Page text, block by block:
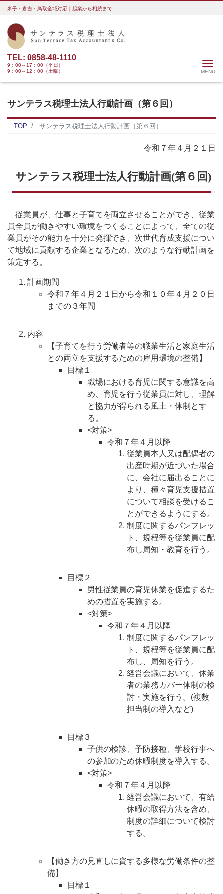
米子・倉吉・鳥取全域対応｜起業から相続まで
TEL: 0858-48-1110
9：00～17：00（平日）
9：00～12：00（土曜）
サンテラス税理士法人行動計画（第６回）
TOP サンテラス税理士法人行動計画（第６回）
令和７年４月２１日
サンテラス税理士法人行動計画(第６回)
従業員が、仕事と子育てを両立させることができ、従業
員全員が働きやすい環境をつくることによって、全ての従
業員がその能力を十分に発揮でき、次世代育成支援につい
て地域に貢献する企業となるため、次のような行動計画を
策定する。
計画期間
令和７年４月２１日から令和１０年４月２０日
までの３年間
内容
【子育てを行う労働者等の職業生活と家庭生活
との両立を支援するための雇用環境の整備】
目標１
職場における育児に関する意識を高
め、育児を行う従業員に対し、理解
と協力が得られる風土・体制とす
る。
<対策>
令和７年４月以降
従業員本人又は配偶者の
出産時期が近づいた場合
に、会社に届出ることに
より、種々育児支援措置
について相談を受けるこ
とができるようにする。
制度に関するパンフレッ
ト、規程等を従業 員に配
布し周知・教育を行う。
目標２
男性従業員の育児休業を促進するた
めの措置を実施する。
<対策>
令和７年４月以降
制度に関するパンフレッ
ト、規程等を従業員に配
布し、周知を行う。
経営会議において、休業
者の業務カバー体制の検
討・実施を行う。(複数
担当制の導入など)
目標３
子供の検診、予防接種、学校行事へ
の参加のため休暇制度を導入する。
<対策>
令和７年４月以降
経営会議において、有給
休暇の取得方法を含め、
制度の詳細について検討
する。
【働き方の見直しに資する多様な労働条件の整
備】
目標１